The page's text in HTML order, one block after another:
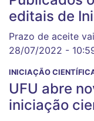
editais de
Prazo de aceite
28/07/2022 -
INICIAÇÃO
UFU abre
iniciação